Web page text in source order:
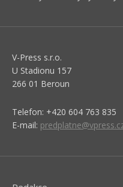
V-Press s.r.o.
U Stadionu 157
266 01 Beroun
Telefon: +420 604 763 835
E-mail: